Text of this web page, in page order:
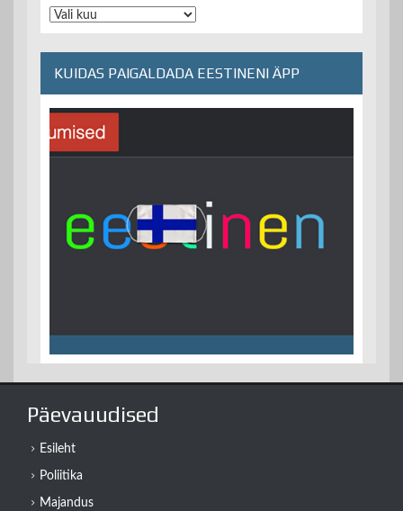
Arhiiv
KUIDAS PAIGALDADA EESTINENI ÄPP
Päevauudised
Esileht
Poliitika
Majandus